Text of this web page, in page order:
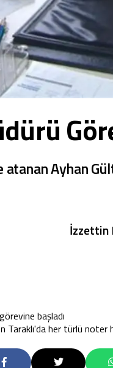
Ayhan
İzzettin
başladı
Taraklı'da her türlü